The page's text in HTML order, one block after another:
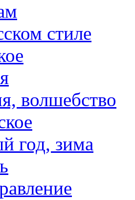
стиле
волшебство
год, зима